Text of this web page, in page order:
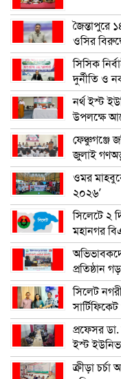
জৈন্তাপুরে
ওসির
সিসিক
দুর্নীতি ও
নর্থ ইস্ট
উপলক্ষে
ফেঞ্চুগঞ্জে
জুলাই
ওমর
২০২৬’
সিলেটে ২
মহানগর
প্রতিষ্ঠান
সিলেট
প্রফেসর
ইস্ট
ক্রীড়া